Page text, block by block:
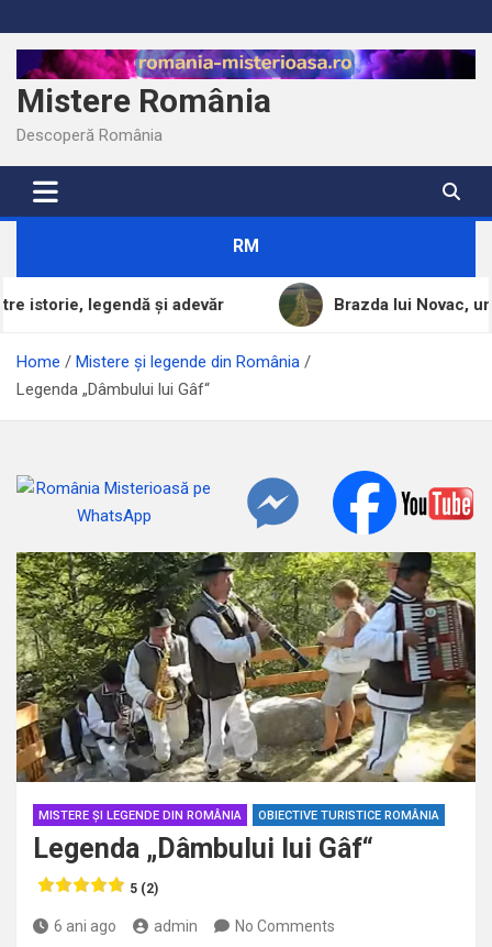
to
content
Mistere România
Descoperă România
RM
și adevăr Brazda lui Novac, una dintre cele
Home
Mistere și legende din România
Legenda „Dâmbului lui Gâf“
MISTERE ȘI LEGENDE DIN ROMÂNIA OBIECTIVE TURISTICE ROMÂNIA
Legenda „Dâmbului lui Gâf“
5 (2)
6 ani ago admin No Comments